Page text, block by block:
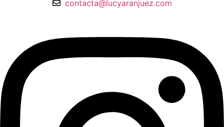
contacta@lucyaranjuez.com